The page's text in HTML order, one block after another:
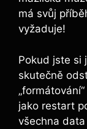
‌má svůj
⁢vyžaduje!
Pokud​ jste si
skutečně
jako restart
všechna